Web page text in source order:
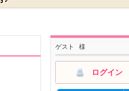
ゲスト 様
ログイン